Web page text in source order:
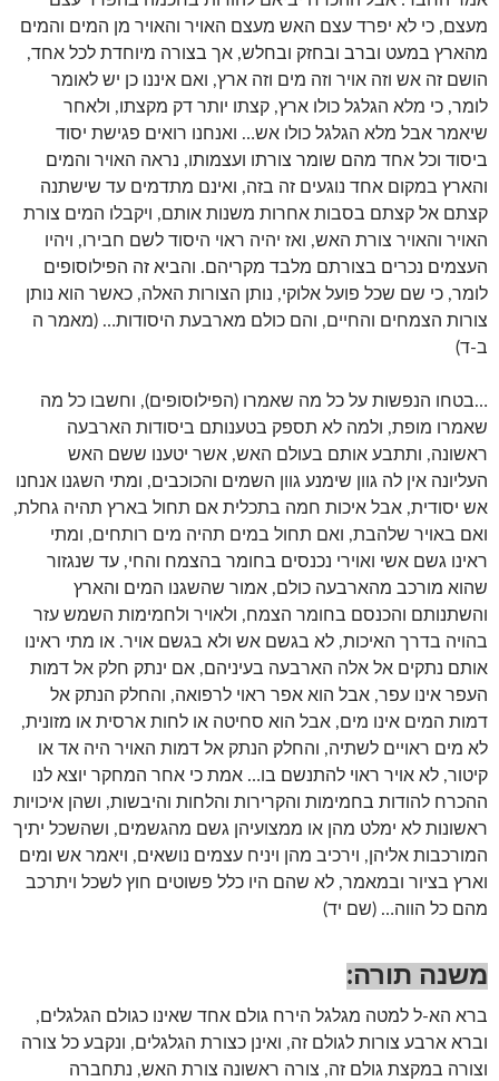
מעצם, כי לא יפרד עצם האש מעצם האויר והאויר מן המים והמים
מהארץ במעט וברב ובחזק ובחלש, אך בצורה מיוחדת לכל אחד,
הושם זה אש וזה אויר וזה מים וזה ארץ, ואם איננו כן יש לאומר
לומר, כי מלא הגלגל כולו ארץ, קצתו יותר דק מקצתו, ולאחר
שיאמר אבל מלא הגלגל כולו אש… ואנחנו רואים פגישת יסוד
ביסוד וכל אחד מהם שומר צורתו ועצמותו, נראה האויר והמים
והארץ במקום אחד נוגעים זה בזה, ואינם מתדמים עד שישתנה
קצתם אל קצתם בסבות אחרות משנות אותם, ויקבלו המים צורת
האויר והאויר צורת האש, ואז יהיה ראוי היסוד לשם חבירו, ויהיו
העצמים נכרים בצורתם מלבד מקריהם. והביא זה הפילוסופים
לומר, כי שם שכל פועל אלוקי, נותן הצורות האלה, כאשר הוא נותן
צורות הצמחים והחיים, והם כולם מארבעת היסודות… (מאמר ה
ב-ד)
…בטחו הנפשות על כל מה שאמרו (הפילוסופים), וחשבו כל מה
שאמרו מופת, ולמה לא תספק בטענותם ביסודות הארבעה
ראשונה, ותתבע אותם בעולם האש, אשר יטענו ששם האש
העליונה אין לה גוון שימנע גוון השמים והכוכבים, ומתי השגנו אנחנו
אש יסודית, אבל איכות חמה בתכלית אם תחול בארץ תהיה גחלת,
ואם באויר שלהבת, ואם תחול במים תהיה מים רותחים, ומתי
ראינו גשם אשי ואוירי נכנסים בחומר בהצמח והחי, עד שנגזור
שהוא מורכב מהארבעה כולם, אמור שהשגנו המים והארץ
והשתנותם והכנסם בחומר הצמח, ולאויר ולחמימות השמש עזר
בהויה בדרך האיכות, לא בגשם אש ולא בגשם אויר. או מתי ראינו
אותם נתקים אל אלה הארבעה בעיניהם, אם ינתק חלק אל דמות
העפר אינו עפר, אבל הוא אפר ראוי לרפואה, והחלק הנתק אל
דמות המים אינו מים, אבל הוא סחיטה או לחות ארסית או מזונית,
לא מים ראויים לשתיה, והחלק הנתק אל דמות האויר היה אד או
קיטור, לא אויר ראוי להתנשם בו… אמת כי אחר המחקר יוצא לנו
ההכרח להודות בחמימות והקרירות והלחות והיבשות, ושהן איכויות
ראשונות לא ימלט מהן או ממצועיהן גשם מהגשמים, ושהשכל יתיך
המורכבות אליהן, וירכיב מהן ויניח עצמים נושאים, ויאמר אש ומים
וארץ בציור ובמאמר, לא שהם היו כלל פשוטים חוץ לשכל ויתרכב
מהם כל הווה… (שם יד)
משנה תורה:
ברא הא-ל למטה מגלגל הירח גולם אחד שאינו כגולם הגלגלים,
וברא ארבע צורות לגולם זה, ואינן כצורת הגלגלים, ונקבע כל צורה
וצורה במקצת גולם זה, צורה ראשונה צורת האש, נתחברה